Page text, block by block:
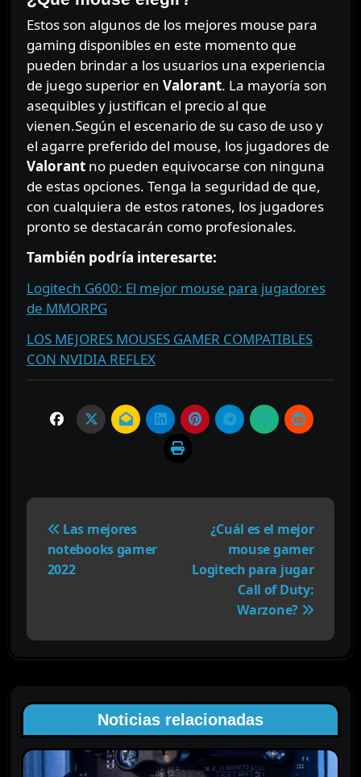
Estos son algunos de los mejores mouse para
gaming disponibles en este momento que
pueden brindar a los usuarios una experiencia
de juego superior en Valorant. La mayoría son
asequibles y justifican el precio al que
vienen.Según el escenario de su caso de uso y
el agarre preferido del mouse, los jugadores de
Valorantno pueden equivocarse con ninguna
de estas opciones. Tenga la seguridad de que,
con cualquiera de estos ratones, los jugadores
pronto se destacarán como profesionales.
También podría interesarte:
Logitech G600: El mejor mouse para jugadores
de MMORPG
LOS MEJORES MOUSES GAMER COMPATIBLES
CON NVIDIA REFLEX
N
d
e
Las mejores
notebooks gamer
2022
¿Cuál es el mejor
mouse gamer
Logitech para jugar
Call of Duty:
Warzone?
Noticias relacionadas